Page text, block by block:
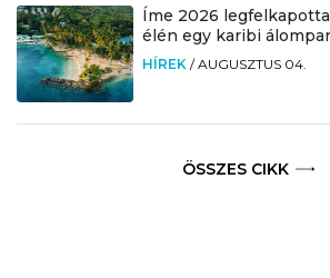
Íme 2026
élén egy karibi
HÍREK /AUGUSZTUS 04.
ÖSSZES CIKK